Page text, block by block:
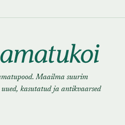
Maailma suurim
kasutatud ja antikvaarsed